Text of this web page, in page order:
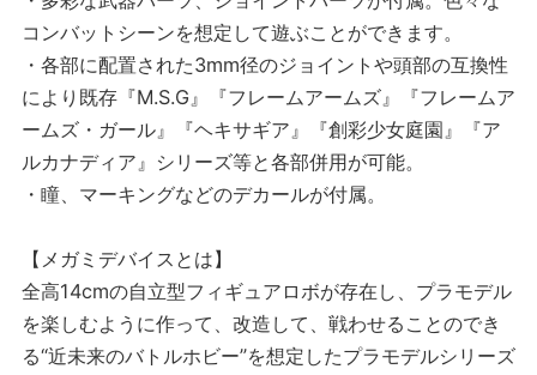
コンバットシーンを想定して遊ぶことができます。
・各部に配置された3mm径のジョイントや頭部の互換性
により既存『M.S.G』『フレームアームズ』『フレームア
ームズ・ガール』『ヘキサギア』『創彩少女庭園』『ア
ルカナディア』シリーズ等と各部併用が可能。
・瞳、マーキングなどのデカールが付属。
【メガミデバイスとは】
全高14cmの自立型フィギュアロボが存在し、プラモデル
を楽しむように作って、改造して、戦わせることのでき
る“近未来のバトルホビー”を想定したプラモデルシリーズ